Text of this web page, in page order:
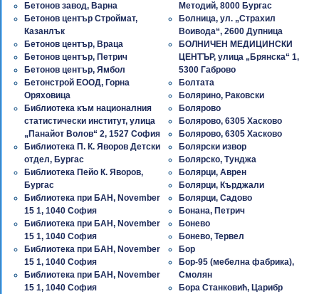
Бетонов завод, Варна
Бетонов център Строймат,
Казанлък
Бетонов център, Враца
Бетонов център, Петрич
Бетонов център, Ямбол
Бетонстрой ЕООД, Горна
Оряховица
Библиотека към националния
статистически институт, улица
„Панайот Волов“ 2, 1527 София
Библиотека П. К. Явoрoв Детски
отдел, Бургас
Библиотека Пейо К. Яворов,
Бургас
Библиотека при БАН, November
15 1, 1040 София
Библиотека при БАН, November
15 1, 1040 София
Библиотека при БАН, November
15 1, 1040 София
Библиотека при БАН, November
15 1, 1040 София
Методий, 8000 Бургас
Болница, ул. „Страхил
Воивода“, 2600 Дупница
БОЛНИЧЕН МЕДИЦИНСКИ
ЦЕНТЪР, улица „Брянска“ 1,
5300 Габрово
Болтата
Болярино, Раковски
Болярово
Болярово, 6305 Хасково
Болярово, 6305 Хасково
Болярски извор
Болярско, Тунджа
Болярци, Аврен
Болярци, Кърджали
Болярци, Садово
Бонана, Петрич
Бонево
Бонево, Тервел
Бор
Бор-95 (мебелна фабрика),
Смолян
Бора Станковић, Царибр